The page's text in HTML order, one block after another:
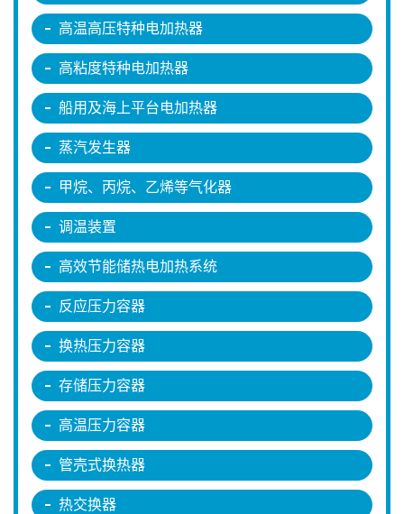
高温高压特种电加热器
高粘度特种电加热器
船用及海上平台电加热器
蒸汽发生器
甲烷、丙烷、乙烯等气化器
调温装置
高效节能储热电加热系统
反应压力容器
换热压力容器
存储压力容器
高温压力容器
管壳式换热器
热交换器